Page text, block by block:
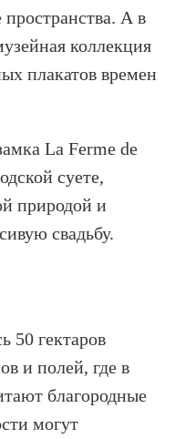
А в
коллекция
плакатов времен
La Ferme de
суете,
природой и
свадьбу.
50 гектаров
и полей, где в
благородные
могут